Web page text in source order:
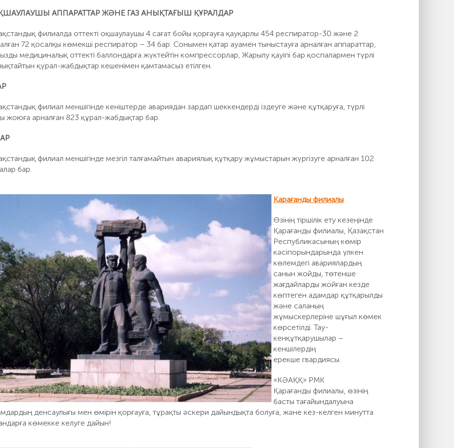
АППАРАТТАР ЖӘНЕ ГАЗ АНЫҚТАҒЫШ ҚҰРАЛДАР
филиалда оттекті оқшаулаушы 4 сағат бойы қорғауға қауқарлы 454 респиратор-30 және 2
72 қосалқы көмекші респиратор – 34 бар. Сонымен қатар ауамен тыныстауға арналған аппараттар,
медициналық оттекті баллондарға жүктейтін компрессорлар, Жарылу қауіпі бар қоспалармен түрлі
қүрал-жабдықтар кешенімен қамтамасыз етілген.
филиал меншігінде кеніштерде авариядан зардап шеккендерді іздеуге және құтқаруға, түрлі
жоюға арналған 823 құрал-жабдықтар бар.
филиал меншігінде мезгіл талғамайтын авариялық құтқару жұмыстарын жүргізуге арналған 102
бар.
Қарағанды филиалы
Өзінің тіршілік ету кезеңінде
Қарағанды филиалы, Қазақстан
Республикасының көмір
кәсіпорындарында үлкен
көлемдегі авариялардың
санын жойды, төтенше
жағдайларды жойған кезде
көптеген адамдар құтқарылды
және саланың
жұмыскерлеріне шұғыл көмек
көрсетілді. Тау-
кенқұтқарушылар –
кеншілердің
ерекше гвардиясы.
«КӘАҚҚ» РМК
Қарағанды филиалы, өзінің
басты тағайындалуына
денсаулығы мен өмірін қорғауға, тұрақты әскери дайындықта болуға, және кез-келген минутта
көмекке келуге дайын!